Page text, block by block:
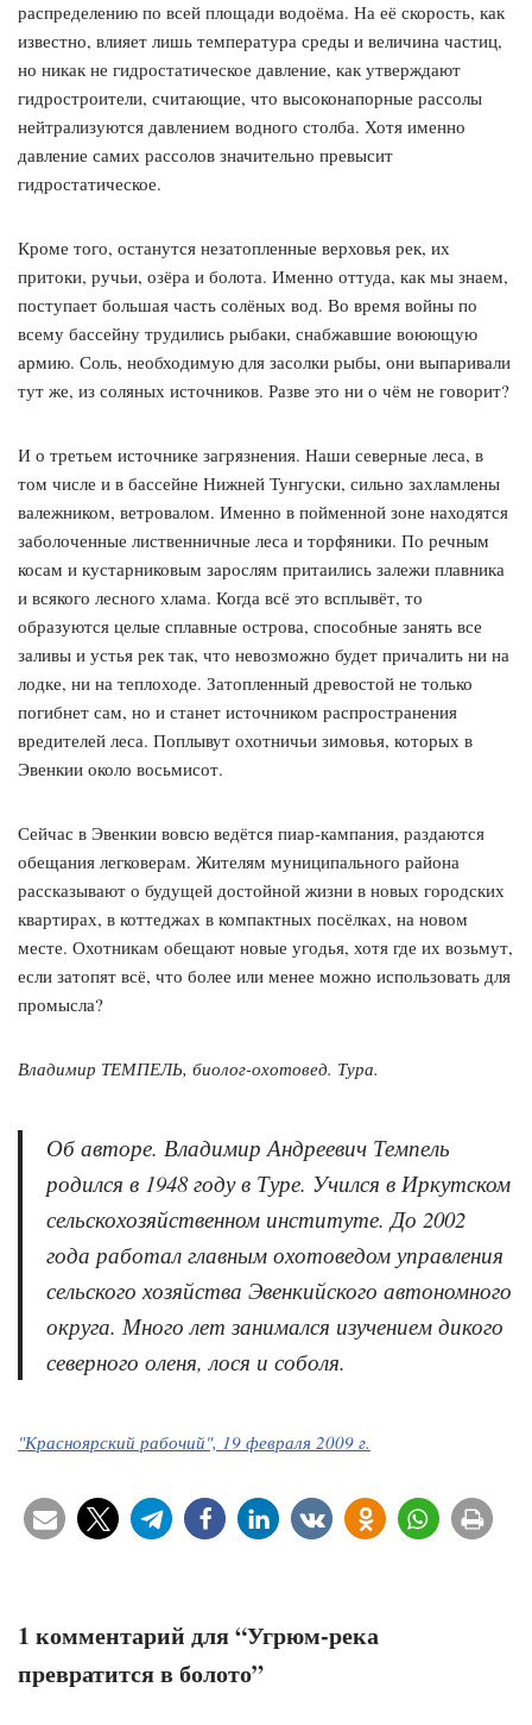
распределению по всей площади водоёма. На её скорость, как
известно, влияет лишь температура среды и величина частиц,
но никак не гидростатическое давление, как утверждают
гидростроители, считающие, что высоконапорные рассолы
нейтрализуются давлением водного столба. Хотя именно
давление самих рассолов значительно превысит
гидростатическое.
Кроме того, останутся незатопленные верховья рек, их
притоки, ручьи, озёра и болота. Именно оттуда, как мы знаем,
поступает большая часть солёных вод. Во время войны по
всему бассейну трудились рыбаки, снабжавшие воюющую
армию. Соль, необходимую для засолки рыбы, они выпаривали
тут же, из соляных источников. Разве это ни о чём не говорит?
И о третьем источнике загрязнения. Наши северные леса, в
том числе и в бассейне Нижней Тунгуски, сильно захламлены
валежником, ветровалом. Именно в пойменной зоне находятся
заболоченные лиственничные леса и торфяники. По речным
косам и кустарниковым зарослям притаились залежи плавника
и всякого лесного хлама. Когда всё это всплывёт, то
образуются целые сплавные острова, способные занять все
заливы и устья рек так, что невозможно будет причалить ни на
лодке, ни на теплоходе. Затопленный древостой не только
погибнет сам, но и станет источником распространения
вредителей леса. Поплывут охотничьи зимовья, которых в
Эвенкии около восьмисот.
Сейчас в Эвенкии вовсю ведётся пиар-кампания, раздаются
обещания легковерам. Жителям муниципального района
рассказывают о будущей достойной жизни в новых городских
квартирах, в коттеджах в компактных посёлках, на новом
месте. Охотникам обещают новые угодья, хотя где их возьмут,
если затопят всё, что более или менее можно использовать для
промысла?
Владимир ТЕМПЕЛЬ, биолог-охотовед. Тура.
Об авторе. Владимир Андреевич Темпель
родился в 1948 году в Туре. Учился в Иркутском
сельскохозяйственном институте. До 2002
года работал главным охотоведом управления
сельского хозяйства Эвенкийского автономного
округа. Много лет занимался изучением дикого
северного оленя, лося и соболя.
"Красноярский рабочий", 19 февраля 2009 г.
1 комментарий для “Угрюм-река
превратится в болото”